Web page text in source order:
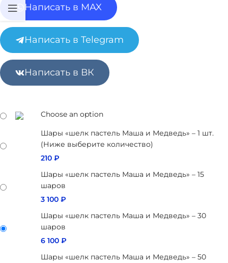
Написать в MAX
Написать в Telegram
Написать в ВК
Choose an option
Шары «шелк пастель Маша и Медведь» – 1 шт.
(Ниже выберите количество)
210 ₽
Шары «шелк пастель Маша и Медведь» – 15
шаров
3 100 ₽
Шары «шелк пастель Маша и Медведь» – 30
шаров
6 100 ₽
Шары «шелк пастель Маша и Медведь» – 50